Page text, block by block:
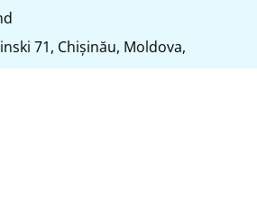
71, Chişinău, Moldova,